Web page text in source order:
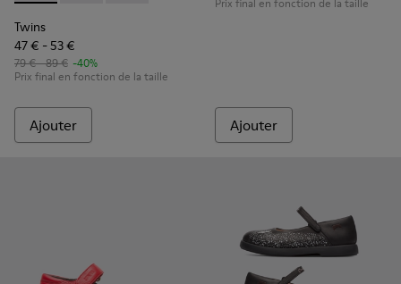
Twins
47 € - 53 €
79 € - 89 € -40%
Prix final en fonction de la taille
Ajouter
Prix final en fonction de la taille
Ajouter